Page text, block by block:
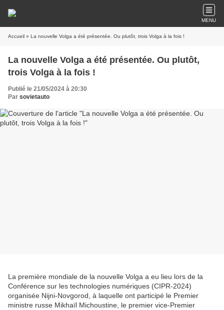
MENU
Accueil » La nouvelle Volga a été présentée. Ou plutôt, trois Volga à la fois !
La nouvelle Volga a été présentée. Ou plutôt,
trois Volga à la fois !
Publié le 21/05/2024 à 20:30
Par sovietauto
La première mondiale de la nouvelle Volga a eu lieu lors de la
Conférence sur les technologies numériques (CIPR-2024)
organisée Nijni-Novgorod, à laquelle ont participé le Premier
ministre russe Mikhaïl Michoustine, le premier vice-Premier